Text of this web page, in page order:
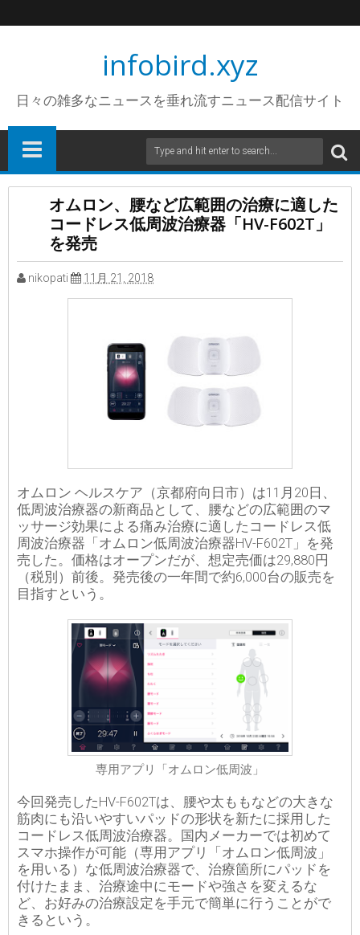
infobird.xyz
日々の雑多なニュースを垂れ流すニュース配信サイト
オムロン、腰など広範囲の治療に適した
コードレス低周波治療器「HV-F602T」
を発売
nikopati 11月 21, 2018
オムロン ヘルスケア（京都府向日市）は11月20日、
低周波治療器の新商品として、腰などの広範囲のマ
ッサージ効果による痛み治療に適したコードレス低
周波治療器「オムロン低周波治療器HV-F602T」を発
売した。価格はオープンだが、想定売価は29,880円
（税別）前後。発売後の一年間で約6,000台の販売を
目指すという。
専用アプリ「オムロン低周波」
今回発売したHV-F602Tは、腰や太ももなどの大きな
筋肉にも沿いやすいパッドの形状を新たに採用した
コードレス低周波治療器。国内メーカーでは初めて
スマホ操作が可能（専用アプリ「オムロン低周波」
を用いる）な低周波治療器で、治療箇所にパッドを
付けたまま、治療途中にモードや強さを変えるな
ど、お好みの治療設定を手元で簡単に行うことがで
きるという。